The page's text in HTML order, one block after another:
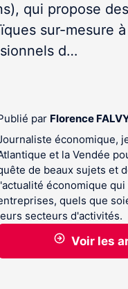
qui propose
sur-mesure
d…
par Florence
économique,
et la Vendée
de beaux sujets et
économique
quels que
secteurs d'activités.
Voir les